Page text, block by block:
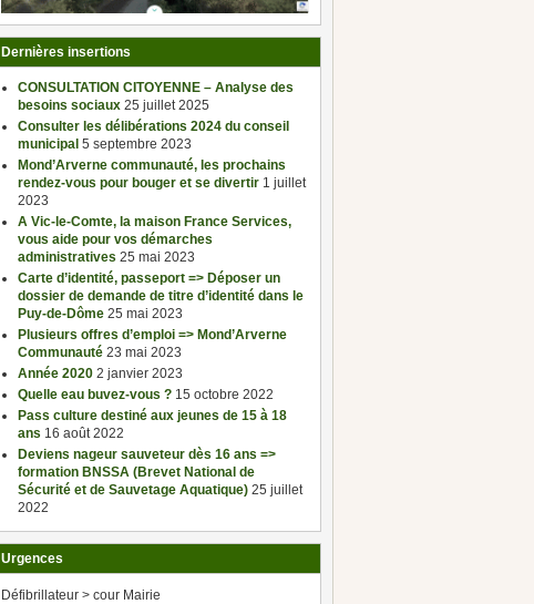
Dernières insertions
CONSULTATION CITOYENNE – Analyse des
besoins sociaux 25 juillet 2025
Consulter les délibérations 2024 du conseil
municipal 5 septembre 2023
Mond’Arverne communauté, les prochains
rendez-vous pour bouger et se divertir 1 juillet
2023
A Vic-le-Comte, la maison France Services,
vous aide pour vos démarches
administratives 25 mai 2023
Carte d’identité, passeport => Déposer un
dossier de demande de titre d’identité dans le
Puy-de-Dôme 25 mai 2023
Plusieurs offres d’emploi => Mond’Arverne
Communauté 23 mai 2023
Année 2020 2 janvier 2023
Quelle eau buvez-vous ? 15 octobre 2022
Pass culture destiné aux jeunes de 15 à 18
ans 16 août 2022
Deviens nageur sauveteur dès 16 ans =>
formation BNSSA (Brevet National de
Sécurité et de Sauvetage Aquatique) 25 juillet
2022
Urgences
Défibrillateur > cour Mairie